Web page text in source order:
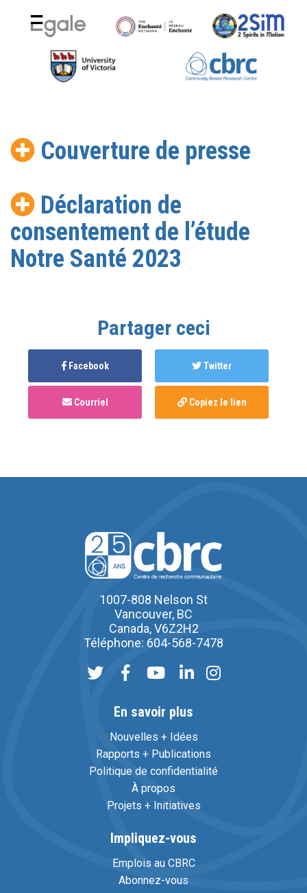
Couverture de presse
Déclaration de
consentement de l’étude
Notre Santé 2023
Partager ceci
Facebook Twitter
Courriel Copiez le lien
1007-808 Nelson St
Vancouver, BC
Canada, V6Z2H2
Téléphone: 604-568-7478
En savoir plus
Nouvelles + Idées
Rapports + Publications
Politique de confidentialité
À propos
Projets + Initiatives
Impliquez-vous
Emplois au CBRC
Abonnez-vous